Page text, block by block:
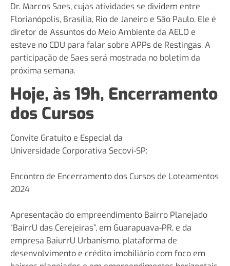
Dr. Marcos Saes, cujas atividades se dividem entre
Florianópolis, Brasília, Rio de Janeiro e São Paulo. Ele é
diretor de Assuntos do Meio Ambiente da AELO e
esteve no CDU para falar sobre APPs de Restingas. A
participação de Saes será mostrada no boletim da
próxima semana.
Hoje, às 19h, Encerramento
dos Cursos
Convite Gratuito e Especial da
Universidade Corporativa Secovi-SP:
Encontro de Encerramento dos Cursos de Loteamentos
2024
Apresentação do empreendimento Bairro Planejado
“BairrU das Cerejeiras”, em Guarapuava-PR, e da
empresa BaiurrU Urbanismo, plataforma de
desenvolvimento e crédito imobiliário com foco em